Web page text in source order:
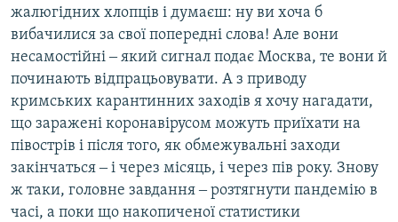
жалюгідних хлопців і думаєш: ну ви хоча б
вибачилися за свої попередні слова! Але вони
несамостійні ‒ який сигнал подає Москва, те вони й
починають відпрацьовувати. А з приводу
кримських карантинних заходів я хочу нагадати,
що заражені коронавірусом можуть приїхати на
півострів і після того, як обмежувальні заходи
закінчаться ‒ і через місяць, і через пів року. Знову
ж таки, головне завдання ‒ розтягнути пандемію в
часі, а поки що накопиченої статистики